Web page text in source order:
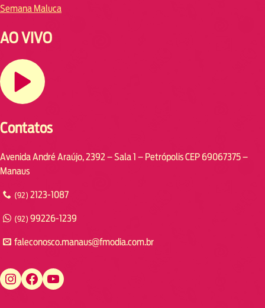
Semana Maluca
AO VIVO
Contatos
Avenida André Araújo, 2392 – Sala 1 – Petrópolis CEP 69067375 –
Manaus
(92) 2123-1087
(92) 99226-1239
faleconosco.manaus@fmodia.com.br
https://www.instagram.com/fmodiamanaus/ https://www.facebook.com/fmodiamanaus https://www.youtube.com/user/radiofmodia